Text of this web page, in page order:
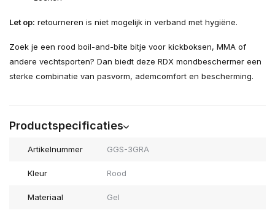
Let op: retourneren is niet mogelijk in verband met hygiëne.
Zoek je een rood boil-and-bite bitje voor kickboksen, MMA of
andere vechtsporten? Dan biedt deze RDX mondbeschermer een
sterke combinatie van pasvorm, ademcomfort en bescherming.
Productspecificaties
Artikelnummer GGS-3GRA
Kleur Rood
Materiaal Gel